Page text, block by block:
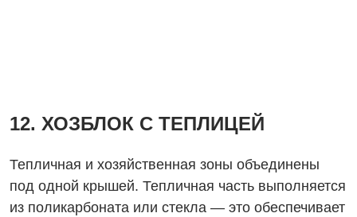
12. ХОЗБЛОК С ТЕПЛИЦЕЙ
Тепличная и хозяйственная зоны объединены
под одной крышей. Тепличная часть выполняется
из поликарбоната или стекла — это обеспечивает